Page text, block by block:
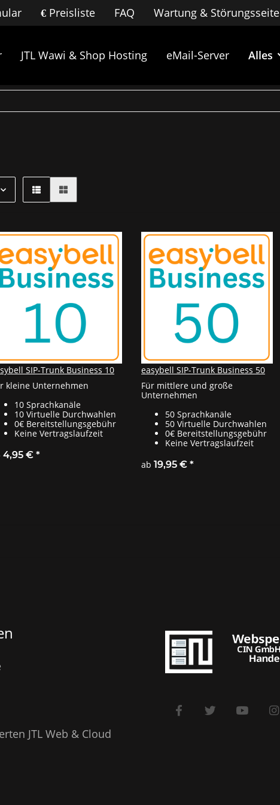
Preisliste FAQ Wartung & Störungsseite
JTL Wawi & Shop Hosting eMail-Server Alles
SIP-Trunk Business 10
kleine Unternehmen
10 Sprachkanäle
10 Virtuelle Durchwahlen
0€ Bereitstellungsgebühr
Keine Vertragslaufzeit
4,95 € *
easybell SIP-Trunk Business 50
Für mittlere und große
Unternehmen
50 Sprachkanäle
50 Virtuelle Durchwahlen
0€ Bereitstellungsgebühr
Keine Vertragslaufzeit
ab 19,95 € *
JTL Web & Cloud